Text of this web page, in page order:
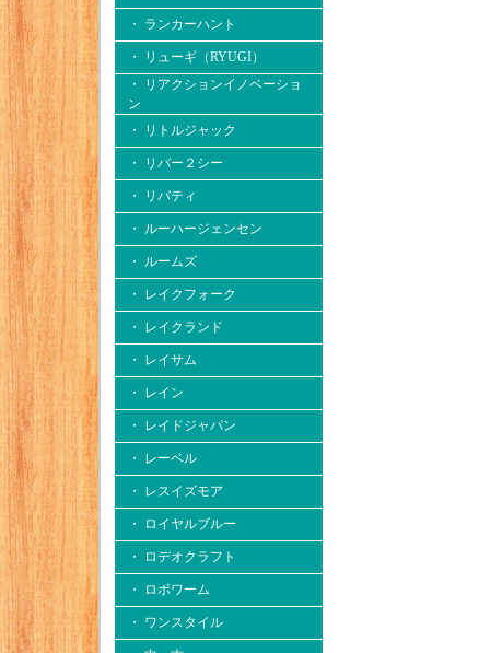
・ ランカーハント
・ リューギ（RYUGI）
・ リアクションイノベーショ
ン
・ リトルジャック
・ リバー２シー
・ リバティ
・ ルーハージェンセン
・ ルームズ
・ レイクフォーク
・ レイクランド
・ レイサム
・ レイン
・ レイドジャパン
・ レーベル
・ レスイズモア
・ ロイヤルブルー
・ ロデオクラフト
・ ロボワーム
・ ワンスタイル